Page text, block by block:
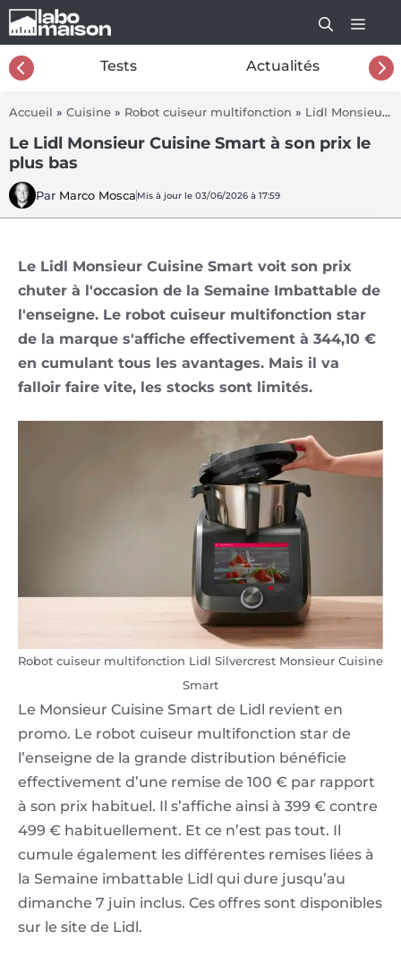
Aller
au
contenu
Tests Actualités
Accueil » Cuisine » Robot cuiseur multifonction » Lidl Monsieur Cuisine Smart
Le Lidl Monsieur Cuisine Smart à son prix le
plus bas
Par Marco Mosca Mis à jour le 03/06/2026 à 17:59
Le Lidl Monsieur Cuisine Smart voit son prix
chuter à l'occasion de la Semaine Imbattable de
l'enseigne. Le robot cuiseur multifonction star
de la marque s'affiche effectivement à 344,10 €
en cumulant tous les avantages. Mais il va
falloir faire vite, les stocks sont limités.
Robot cuiseur multifonction Lidl Silvercrest Monsieur Cuisine
Smart
Le Monsieur Cuisine Smart de Lidl revient en
promo. Le robot cuiseur multifonction star de
l’enseigne de la grande distribution bénéficie
effectivement d’une remise de 100 € par rapport
à son prix habituel. Il s’affiche ainsi à 399 € contre
499 € habituellement. Et ce n’est pas tout. Il
cumule également les différentes remises liées à
la Semaine imbattable Lidl qui dure jusqu’au
dimanche 7 juin inclus. Ces offres sont disponibles
sur le site de Lidl.